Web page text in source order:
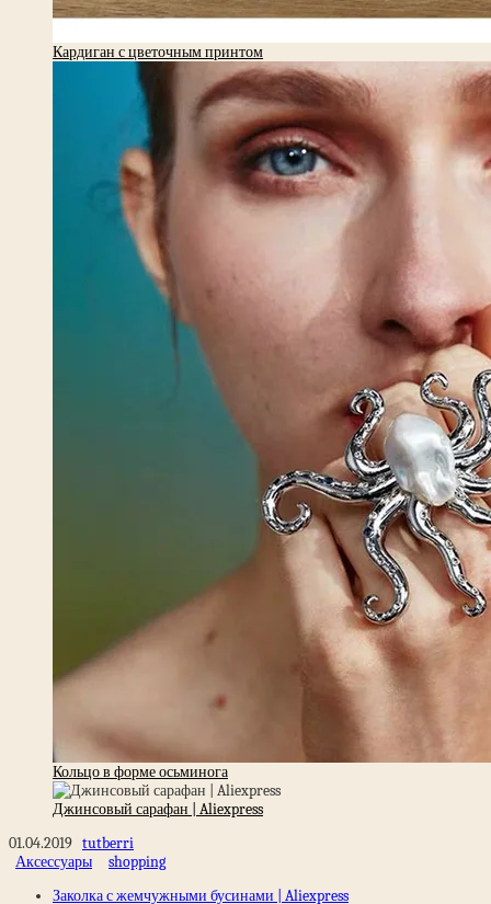
Кардиган с цветочным принтом
Кольцо в форме осьминога
Джинсовый сарафан | Aliexpress
01.04.2019 tutberri
Аксессуары
shopping
Заколка с жемчужными бусинами | Aliexpress